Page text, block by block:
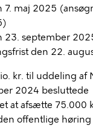
7. maj 2025
23. september
den 22.
kr. til uddeling af
2024 besluttede
at afsætte 75.000
offentlige høring